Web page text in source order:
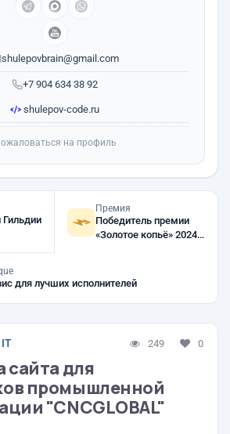
+7 904 634 38 92
shulepovbrain@gmail.com
shulepov-code.ru
на профиль
Гильдии
Премия
Победитель премии
«Золотое копьё» 2024,
для лучших исполнителей
IT 249 0
сайта для
промышленной
"CNCGLOBAL"